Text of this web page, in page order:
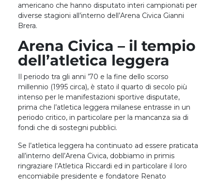
americano che hanno disputato interi campionati per
diverse stagioni all’interno dell’Arena Civica Gianni
Brera.
Arena Civica – il tempio
dell’atletica leggera
Il periodo tra gli anni ’70 e la fine dello scorso
millennio (1995 circa), è stato il quarto di secolo più
intenso per le manifestazioni sportive disputate,
prima che l’atletica leggera milanese entrasse in un
periodo critico, in particolare per la mancanza sia di
fondi che di sostegni pubblici.
Se l’atletica leggera ha continuato ad essere praticata
all’interno dell’Arena Civica, dobbiamo in primis
ringraziare l’Atletica Riccardi ed in particolare il loro
encomiabile presidente e fondatore Renato